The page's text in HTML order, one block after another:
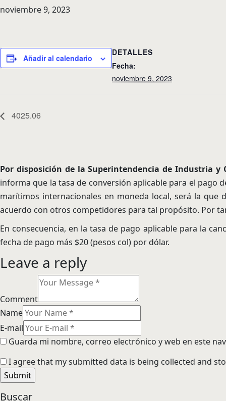
noviembre 9, 2023
Añadir al calendario
DETALLES
Fecha:
noviembre 9, 2023
4025.06
Por disposición de la Superintendencia de Industria y
informa que la tasa de conversión aplicable para el pago
marítimos internacionales en moneda local, será la
acuerdo con otros competidores para tal propósito. Por
En consecuencia, en la tasa de pago aplicable para la
fecha de pago más $20 (pesos col) por dólar.
Leave a reply
Comment
Name
E-mail
Guarda mi nombre, correo electrónico y web en este
I agree that my submitted data is being collected and
Buscar